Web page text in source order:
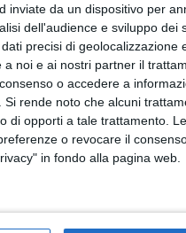
inviate da un dispositivo per
dell'audience e sviluppo dei
precisi di geolocalizzazione
noi e ai nostri partner il
o accedere a
Si rende noto che alcuni
di opporti a tale trattamento.
o revocare il
in fondo alla pagina web.